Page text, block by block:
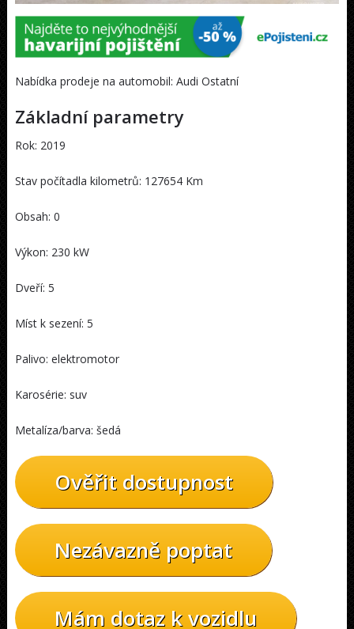
Nabídka prodeje na automobil: Audi Ostatní
Základní parametry
Rok: 2019
Stav počítadla kilometrů: 127654 Km
Obsah: 0
Výkon: 230 kW
Dveří: 5
Míst k sezení: 5
Palivo: elektromotor
Karosérie: suv
Metalíza/barva: šedá
Ověřit dostupnost
Nezávazně poptat
Mám dotaz k vozidlu